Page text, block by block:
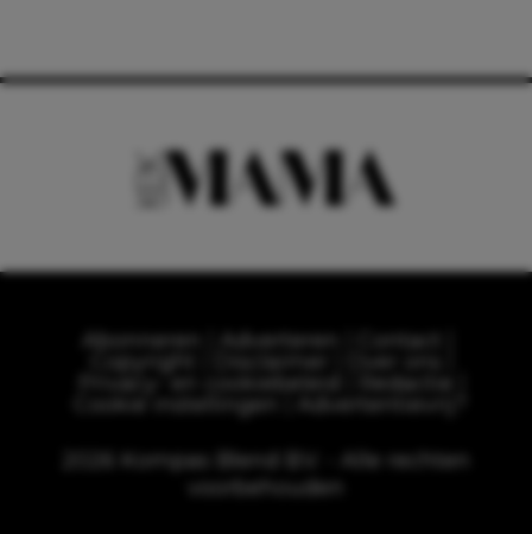
Contact
2026 Kompas Blend B.V. - Alle rechten